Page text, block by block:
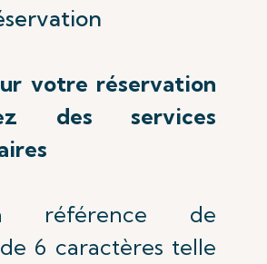
votre réservation
des services
référence de
6 caractères telle